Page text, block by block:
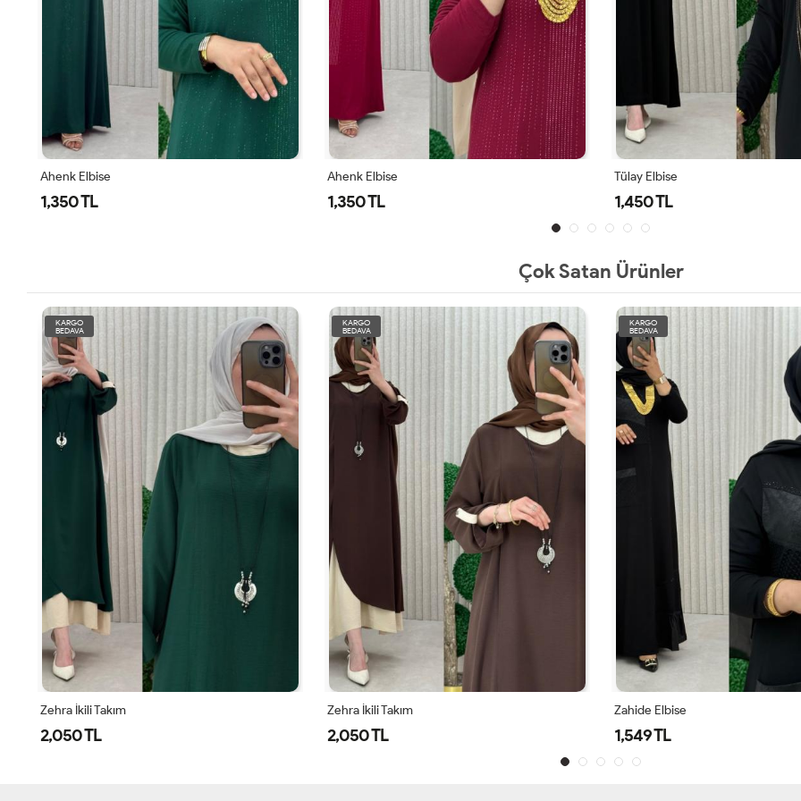
Ahenk Elbise
1,350 TL
Tülay Elbise
1,450 TL
Tülay Elbise
1,450 TL
Çok Satan Ürünler
KARGO
BEDAVA
Zehra İkili Takım
2,050 TL
KARGO
BEDAVA
Zahide Elbise
1,549 TL
KARGO
BEDAVA
Kıymet Elbise
2,750 TL